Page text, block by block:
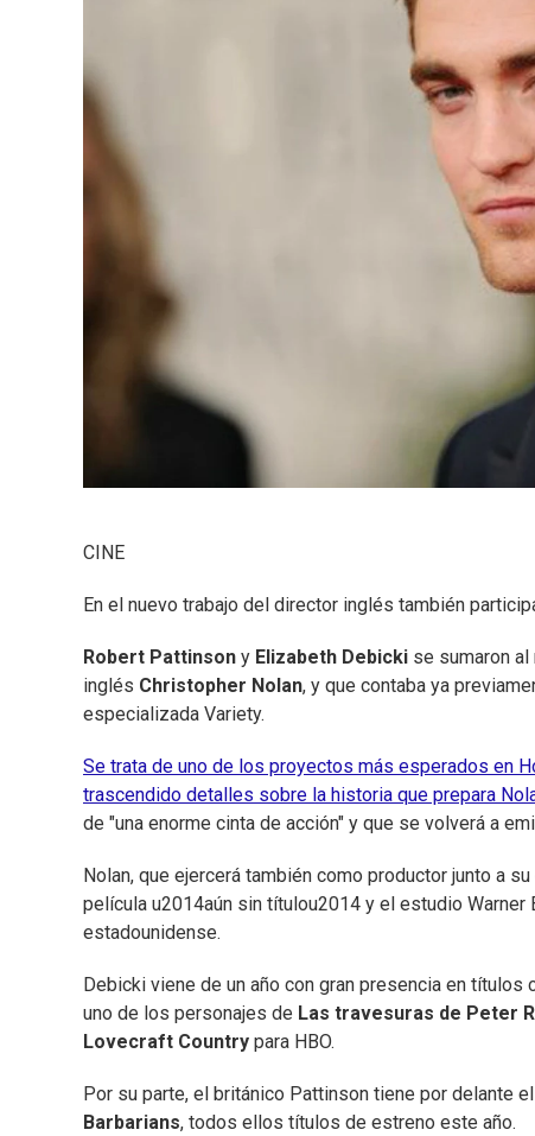
CINE
En el nuevo trabajo del director inglés también
Robert Pattinson y Elizabeth Debicki se sumaron
inglés Christopher Nolan, y que contaba ya
especializada Variety.
Se trata de uno de los proyectos más esperados en
trascendido detalles sobre la historia que prepara
de "una enorme cinta de acción" y que se volverá a
Nolan, que ejercerá también como productor junto a
película u2014aún sin títulou2014 y el estudio
estadounidense.
Debicki viene de un año con gran presencia en títulos
uno de los personajes de Las travesuras de Peter
Lovecraft Country para HBO.
Por su parte, el británico Pattinson tiene por delante
Barbarians, todos ellos títulos de estreno este año.